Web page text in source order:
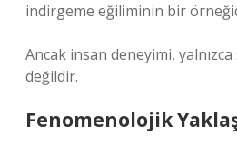
indirgeme eğiliminin bir
Ancak insan deneyimi,
değildir.
Fenomenolojik